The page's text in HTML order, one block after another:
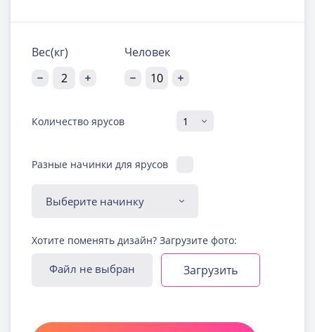
Вес(кг) Человек
Количество ярусов
Разные начинки для ярусов
Диабетическая-
безглютеновая начинка
Узнать подробнее о начинке
Йогуртовая с ягодами
Узнать подробнее о начинке
Карамельная
Хотите поменять дизайн? Загрузите фото:
Файл не выбран Загрузить